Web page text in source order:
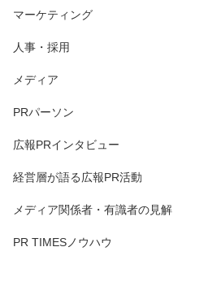
マーケティング
人事・採用
メディア
PRパーソン
広報PRインタビュー
経営層が語る広報PR活動
メディア関係者・有識者の見解
PR TIMESノウハウ